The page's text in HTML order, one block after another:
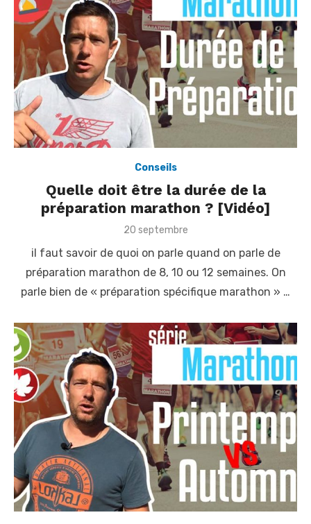
Conseils
Quelle doit être la durée de la
préparation marathon ? [Vidéo]
P
s
e
d
20 septembre
il faut savoir de quoi on parle quand on parle de
préparation marathon de 8, 10 ou 12 semaines. On
parle bien de « préparation spécifique marathon » …